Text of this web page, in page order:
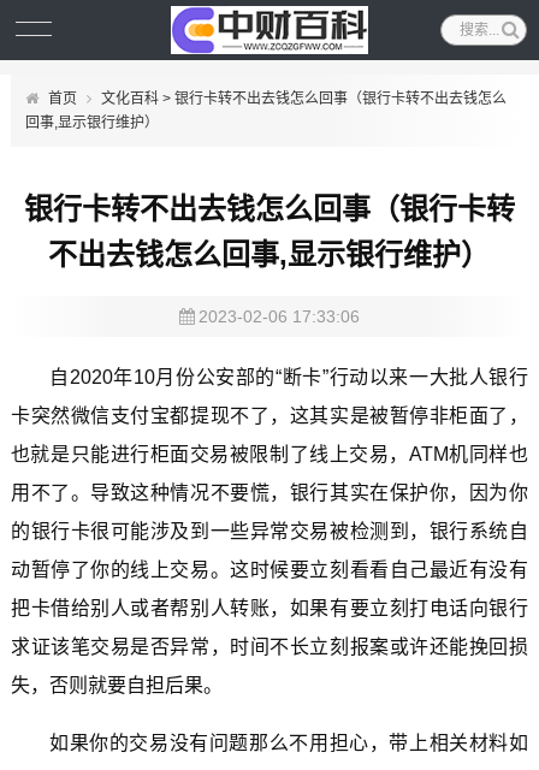
首页 文化百科> 银行卡转不出去钱怎么回事（银行卡转不出去钱怎么
回事,显示银行维护）
银行卡转不出去钱怎么回事（银行卡转
不出去钱怎么回事,显示银行维护）
2023-02-06 17:33:06
自2020年10月份公安部的“断卡”行动以来一大批人银行
卡突然微信支付宝都提现不了，这其实是被暂停非柜面了，
也就是只能进行柜面交易被限制了线上交易，ATM机同样也
用不了。导致这种情况不要慌，银行其实在保护你，因为你
的银行卡很可能涉及到一些异常交易被检测到，银行系统自
动暂停了你的线上交易。这时候要立刻看看自己最近有没有
把卡借给别人或者帮别人转账，如果有要立刻打电话向银行
求证该笔交易是否异常，时间不长立刻报案或许还能挽回损
失，否则就要自担后果。
如果你的交易没有问题那么不用担心，带上相关材料如